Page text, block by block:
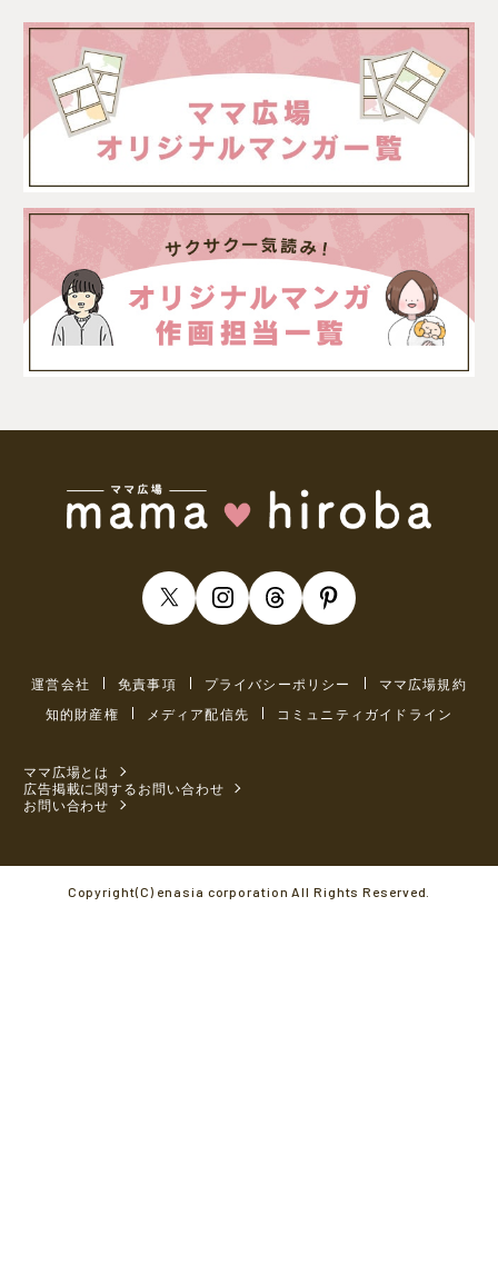
運営会社 免責事項 プライバシーポリシー
ママ広場規約
知的財産権
メディア配信先 コミュニティガイドライン
ママ広場とは
広告掲載に関するお問い合わせ
お問い合わせ
Copyright(C) enasia corporation All Rights Reserved.